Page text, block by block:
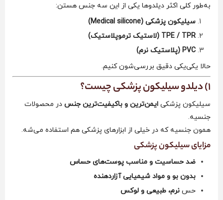
به‌طور کلی اکثر دیلدوها یکی از این سه جنس هستن:
سیلیکون پزشکی (Medical silicone)
TPE / TPR (لاستیک ترموپلاستیک)
PVC (پلاستیک نرم)
حالا یکی‌یکی دقیق بررسی‌شون کنیم.
1) دیلدو سیلیکون پزشکی چیست؟
سیلیکون پزشکی ایمن‌ترین و باکیفیت‌ترین جنس در محصولات
جنسیه.
همون جنسیه که در خیلی از ابزارهای پزشکی هم استفاده می‌شه.
مزایای سیلیکون پزشکی
ضد حساسیت و مناسب پوست‌های حساس
بدون بو و مواد شیمیایی آزاردهنده
حس نرم، طبیعی و لوکس